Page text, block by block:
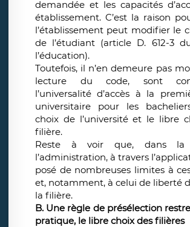
demandée et les capacités
établissement. C’est la raison
l’établissement peut modifier le
de l’étudiant (article D. 612-3
l’éducation).
Toutefois, il n’en demeure pas
lecture du code, sont
l’universalité d’accès à la
universitaire pour les
choix de l’université et le libre
filière.
Reste à voir que, dans la
l’administration, à travers
posé de nombreuses limites à
et, notamment, à celui de liberté
la filière.
B. Une règle de présélection
pratique, le libre choix des filières